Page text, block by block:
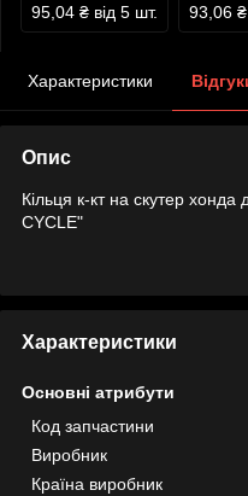
95,04 ₴ від 5 шт. 93,06 ₴
Характеристики
Опис
Кільця к-кт на скутер
CYCLE"
Характеристики
Основні атрибути
Код запчастини
Виробник
Країна виробник